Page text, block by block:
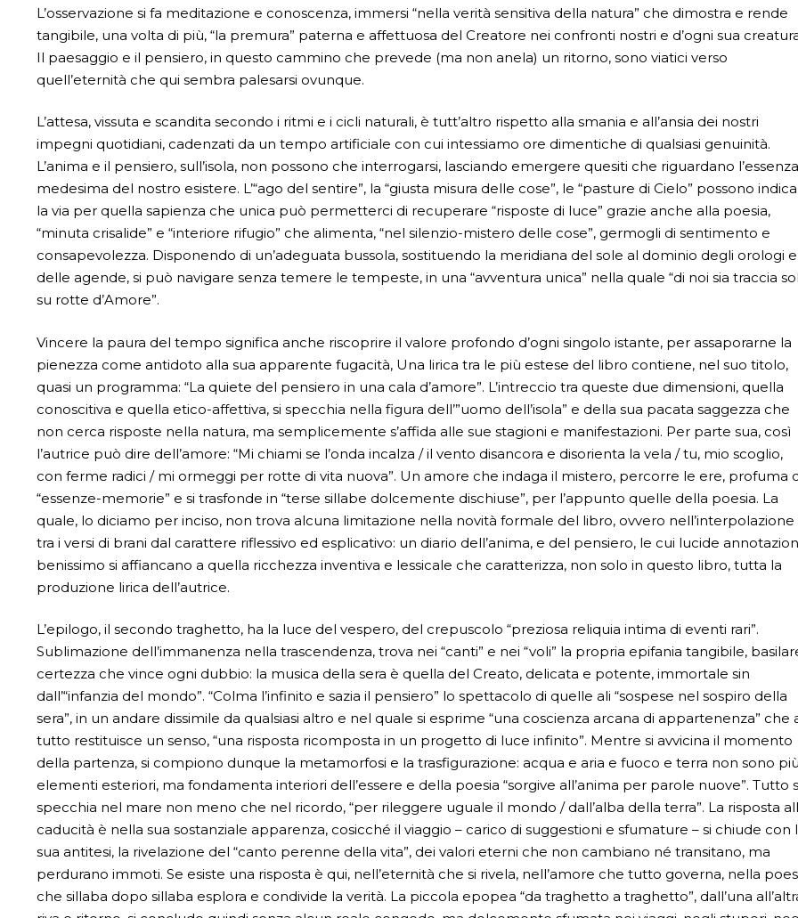
L’osservazione si fa meditazione e conoscenza, immersi “nella verità sensitiva della natura” che dimostra e rende
tangibile, una volta di più, “la premura” paterna e affettuosa del Creatore nei confronti nostri e d’ogni sua
Il paesaggio e il pensiero, in questo cammino che prevede (ma non anela) un ritorno, sono viatici verso
quell’eternità che qui sembra palesarsi ovunque.
L’attesa, vissuta e scandita secondo i ritmi e i cicli naturali, è tutt’altro rispetto alla smania e all’ansia dei nostri
impegni quotidiani, cadenzati da un tempo artificiale con cui intessiamo ore dimentiche di qualsiasi genuinità.
L’anima e il pensiero, sull’isola, non possono che interrogarsi, lasciando emergere quesiti che riguardano l’essenza
medesima del nostro esistere. L’“ago del sentire”, la “giusta misura delle cose”, le “pasture di Cielo” possono
la via per quella sapienza che unica può permetterci di recuperare “risposte di luce” grazie anche alla poesia,
“minuta crisalide” e “interiore rifugio” che alimenta, “nel silenzio-mistero delle cose”, germogli di sentimento e
consapevolezza. Disponendo di un’adeguata bussola, sostituendo la meridiana del sole al dominio degli orologi e
delle agende, si può navigare senza temere le tempeste, in una “avventura unica” nella quale “di noi sia traccia
su rotte d’Amore”.
Vincere la paura del tempo significa anche riscoprire il valore profondo d’ogni singolo istante, per assaporarne la
pienezza come antidoto alla sua apparente fugacità, Una lirica tra le più estese del libro contiene, nel suo titolo,
quasi un programma: “La quiete del pensiero in una cala d’amore”. L’intreccio tra queste due dimensioni, quella
conoscitiva e quella etico-affettiva, si specchia nella figura dell’”uomo dell’isola” e della sua pacata saggezza che
non cerca risposte nella natura, ma semplicemente s’affida alle sue stagioni e manifestazioni. Per parte sua, così
l’autrice può dire dell’amore: “Mi chiami se l’onda incalza / il vento disancora e disorienta la vela / tu, mio scoglio,
con ferme radici / mi ormeggi per rotte di vita nuova”. Un amore che indaga il mistero, percorre le ere, profuma
“essenze-memorie” e si trasfonde in “terse sillabe dolcemente dischiuse”, per l’appunto quelle della poesia. La
quale, lo diciamo per inciso, non trova alcuna limitazione nella novità formale del libro, ovvero nell’interpolazione
tra i versi di brani dal carattere riflessivo ed esplicativo: un diario dell’anima, e del pensiero, le cui lucide
benissimo si affiancano a quella ricchezza inventiva e lessicale che caratterizza, non solo in questo libro, tutta la
produzione lirica dell’autrice.
L’epilogo, il secondo traghetto, ha la luce del vespero, del crepuscolo “preziosa reliquia intima di eventi rari”.
Sublimazione dell’immanenza nella trascendenza, trova nei “canti” e nei “voli” la propria epifania tangibile,
certezza che vince ogni dubbio: la musica della sera è quella del Creato, delicata e potente, immortale sin
dall’“infanzia del mondo”. “Colma l’infinito e sazia il pensiero” lo spettacolo di quelle ali “sospese nel sospiro della
sera”, in un andare dissimile da qualsiasi altro e nel quale si esprime “una coscienza arcana di appartenenza” che
tutto restituisce un senso, “una risposta ricomposta in un progetto di luce infinito”. Mentre si avvicina il momento
della partenza, si compiono dunque la metamorfosi e la trasfigurazione: acqua e aria e fuoco e terra non sono più
elementi esteriori, ma fondamenta interiori dell’essere e della poesia “sorgive all’anima per parole nuove”. Tutto
specchia nel mare non meno che nel ricordo, “per rileggere uguale il mondo / dall’alba della terra”. La risposta
caducità è nella sua sostanziale apparenza, cosicché il viaggio – carico di suggestioni e sfumature – si chiude con
sua antitesi, la rivelazione del “canto perenne della vita”, dei valori eterni che non cambiano né transitano, ma
perdurano immoti. Se esiste una risposta è qui, nell’eternità che si rivela, nell’amore che tutto governa, nella
che sillaba dopo sillaba esplora e condivide la verità. La piccola epopea “da traghetto a traghetto”, dall’una